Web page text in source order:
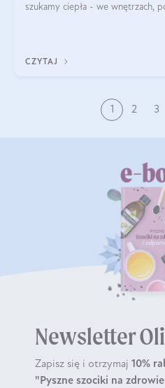
szukamy ciepła - we wnętrzach,
CZYTAJ
1 2 3
Newsletter
Zapisz się i otrzymaj 10%
"Pyszne szociki na